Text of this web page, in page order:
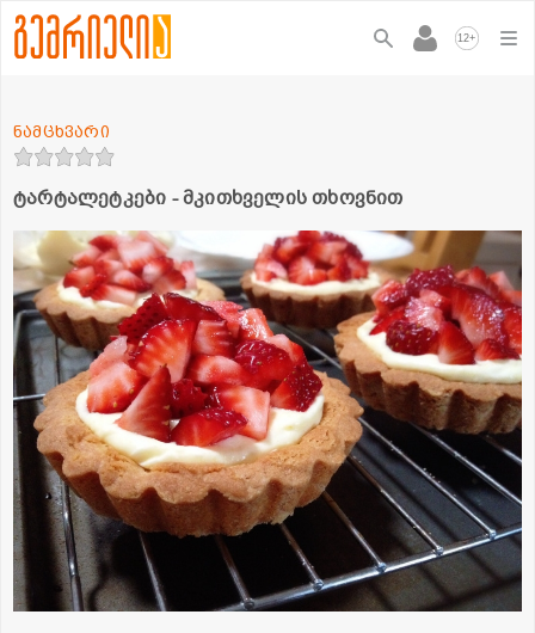
12+
ტარტალეტკები - მკითხველის თხოვნით
ნამცხვარი